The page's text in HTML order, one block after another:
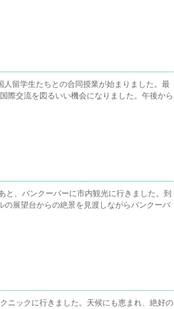
留学生たちとの合同授業が始まりました。最
際交流を図るいい機会になりました。午後から
、バンクーバーに市内観光に行きました。到
展望台からの絶景を見渡しながらバンクーバ
ニックに行きました。天候にも恵まれ、絶好の